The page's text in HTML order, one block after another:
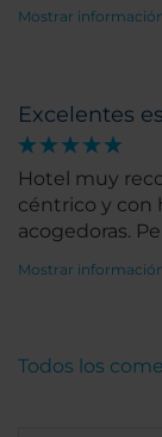
volver!
Mostrar
Excelentes
Hotel muy
céntrico y con
acogedoras.
Mostrar
Todos los